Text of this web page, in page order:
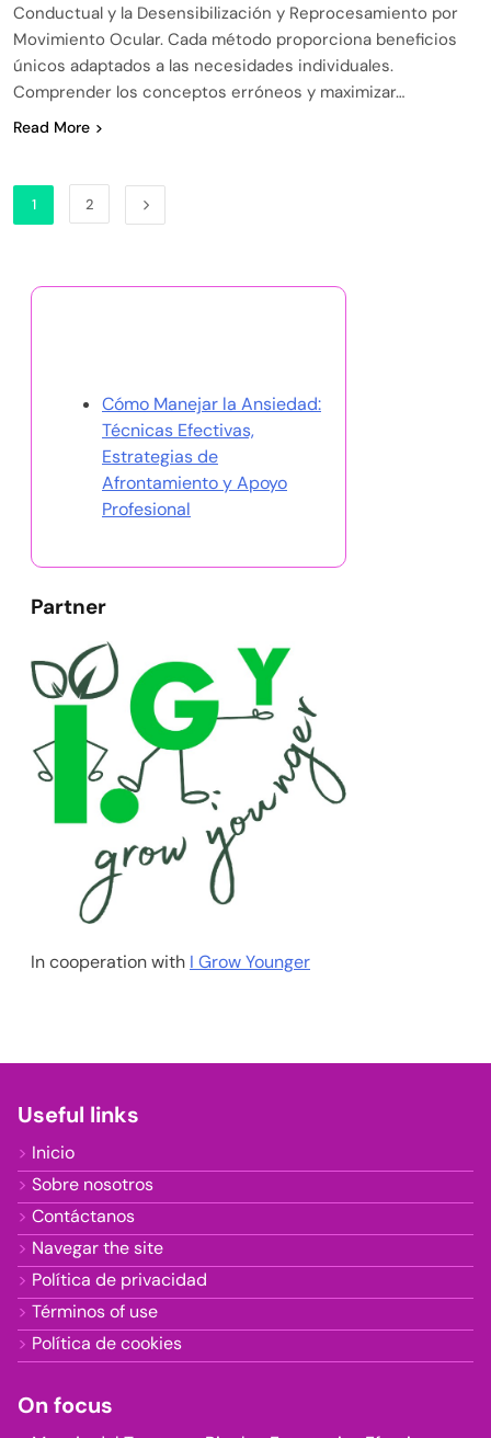
Conductual y la Desensibilización y Reprocesamiento por
Movimiento Ocular. Cada método proporciona beneficios
únicos adaptados a las necesidades individuales.
Comprender los conceptos erróneos y maximizar…
Read More
1 2
Cómo Manejar la Ansiedad:
Técnicas Efectivas,
Estrategias de
Afrontamiento y Apoyo
Profesional
Partner
In cooperation with I Grow Younger
Useful links
Inicio
Sobre nosotros
Contáctanos
Navegar the site
Política de privacidad
Términos of use
Política de cookies
On focus